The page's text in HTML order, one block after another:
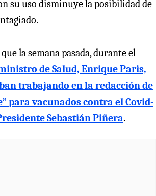
su uso disminuye la posibilidad de
la semana pasada, durante el
de Salud, Enrique Paris,
trabajando en la redacción de
para vacunados contra el Covid-
Sebastián Piñera.